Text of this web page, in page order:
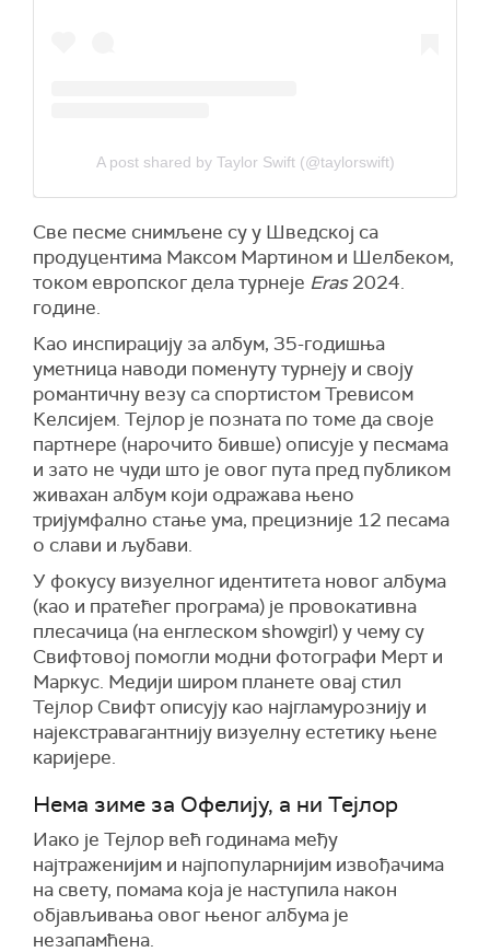
A post shared by Taylor Swift (@taylorswift)
Све песме снимљене су у Шведској са
продуцентима Максом Мартином и Шелбеком,
током европског дела турнеје Eras2024.
године.
Као инспирацију за албум, 35-годишња
уметница наводи поменуту турнеју и своју
романтичну везу са спортистом Тревисом
Келсијем. Тејлор је позната по томе да своје
партнере (нарочито бивше) описује у песмама
и зато не чуди што је овог пута пред публиком
живахан албум који одражава њено
тријумфално стање ума, прецизније 12 песама
о слави и љубави.
У фокусу визуелног идентитета новог албума
(као и пратећег програма) је провокативна
плесачица (на енглеском showgirl) у чему су
Свифтовој помогли модни фотографи Мерт и
Маркус. Медији широм планете овај стил
Тејлор Свифт описују као најгламурознију и
најекстравагантнију визуелну естетику њене
каријере.
Нема зиме за Офелију, а ни Тејлор
Иако је Тејлор већ годинама међу
најтраженијим и најпопуларнијим извођачима
на свету, помама која је наступила након
објављивања овог њеног албума је
незапамћена.